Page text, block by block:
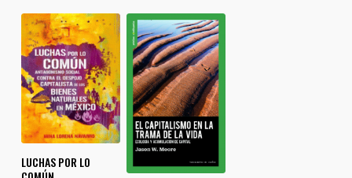
LUCHAS POR LO